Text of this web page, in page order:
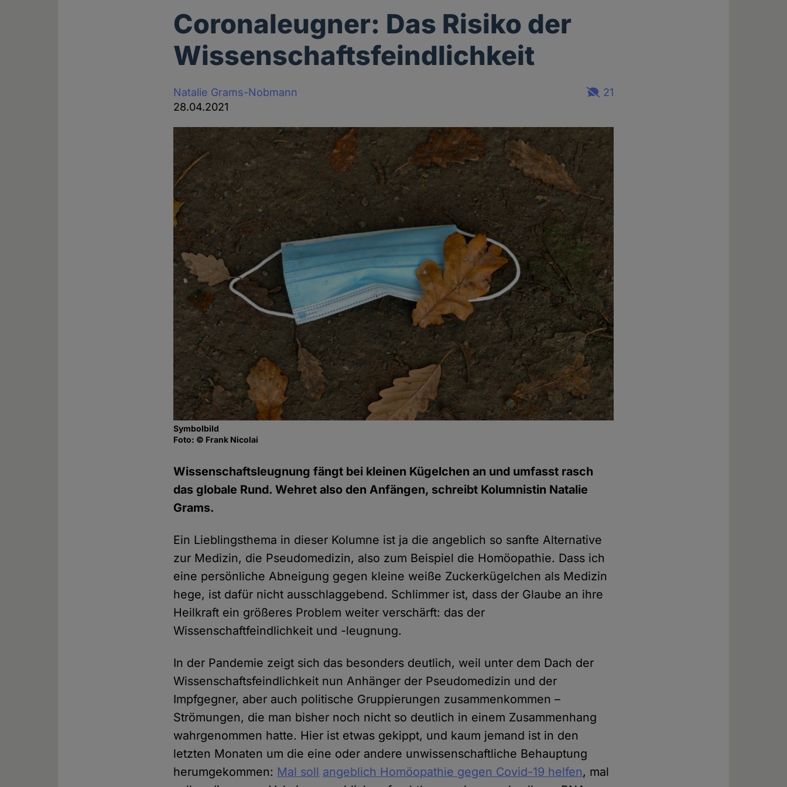
Coronaleugner: Das Risiko der
Wissenschaftsfeindlichkeit
Natalie Grams-Nobmann
28.04.2021
21
Symbolbild
Foto: © Frank Nicolai
Wissenschaftsleugnung fängt bei kleinen Kügelchen an und umfasst rasch
das globale Rund. Wehret also den Anfängen, schreibt Kolumnistin Natalie
Grams.
Ein Lieblingsthema in dieser Kolumne ist ja die angeblich so sanfte Alternative
zur Medizin, die Pseudomedizin, also zum Beispiel die Homöopathie. Dass ich
eine persönliche Abneigung gegen kleine weiße Zuckerkügelchen als Medizin
hege, ist dafür nicht ausschlaggebend. Schlimmer ist, dass der Glaube an ihre
Heilkraft ein größeres Problem weiter verschärft: das der
Wissenschaftfeindlichkeit und -leugnung.
In der Pandemie zeigt sich das besonders deutlich, weil unter dem Dach der
Wissenschaftsfeindlichkeit nun Anhänger der Pseudomedizin und der
Impfgegner, aber auch politische Gruppierungen zusammenkommen –
Strömungen, die man bisher noch nicht so deutlich in einem Zusammenhang
wahrgenommen hatte. Hier ist etwas gekippt, und kaum jemand ist in den
letzten Monaten um die eine oder andere unwissenschaftliche Behauptung
herumgekommen: Mal soll angeblich Homöopathie gegen Covid-19 helfen, mal